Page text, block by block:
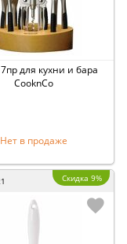
для кухни и бара
CooknCo
Нет в продаже
Скидка 9%